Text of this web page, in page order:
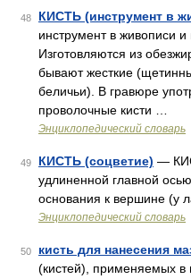
48 КИСТЬ (инструмент в
инструмент в живописи и
Изготовляются из
бывают жесткие
беличьи). В гравюре
проволочные кисти …
Энциклопедический словарь
49 КИСТЬ (соцветие) —
удлиненной главной
основания к вершине (у
Энциклопедический словарь
50 кисть для нанесения
(кистей), применяемых в